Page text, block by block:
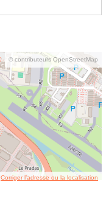
© contributeurs OpenStreetMap
Corriger l’adresse ou la localisation